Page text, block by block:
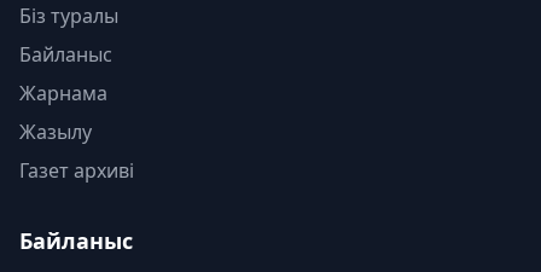
Біз туралы
Байланыс
Жарнама
Жазылу
Газет архиві
Байланыс